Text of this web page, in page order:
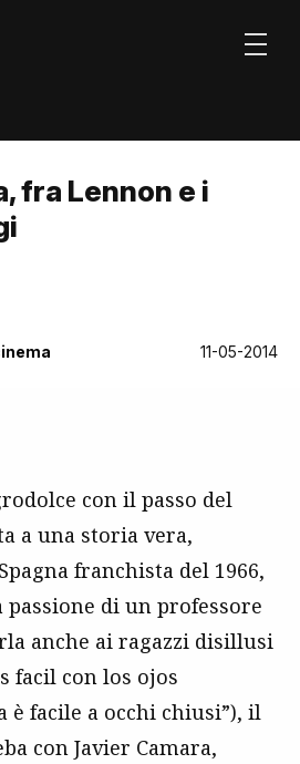
fra Lennon e i
11-05-2014
con il passo del
a una storia vera,
franchista del 1966,
di un professore
anche ai ragazzi disillusi
facil con los ojos
è facile a occhi chiusi”), il
con Javier Camara,